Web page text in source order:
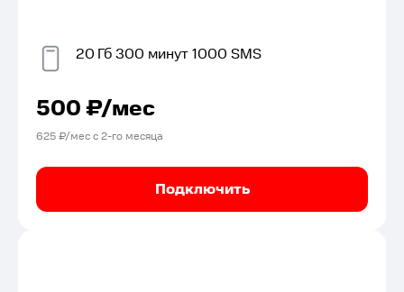
20 Гб300 минут1000 SMS
500₽/мес
625₽/мес с2-го месяца
Подключить